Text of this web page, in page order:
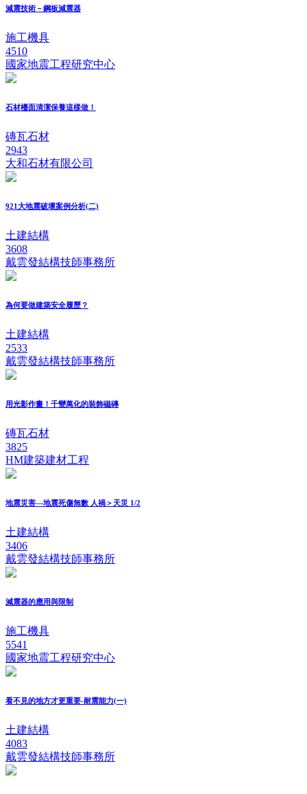
減震技術－鋼板減震器
施工機具
4510
國家地震工程研究中心
石材檯面清潔保養這樣做！
磚瓦石材
2943
大和石材有限公司
921大地震破壞案例分析(二)
土建結構
3608
戴雲發結構技師事務所
為何要做建築安全履歷？
土建結構
2533
戴雲發結構技師事務所
用光影作畫！千變萬化的裝飾磁磚
磚瓦石材
3825
HM建築建材工程
地震災害—地震死傷無數 人禍＞天災 1/2
土建結構
3406
戴雲發結構技師事務所
減震器的應用與限制
施工機具
5541
國家地震工程研究中心
看不見的地方才更重要-耐震能力(一)
土建結構
4083
戴雲發結構技師事務所